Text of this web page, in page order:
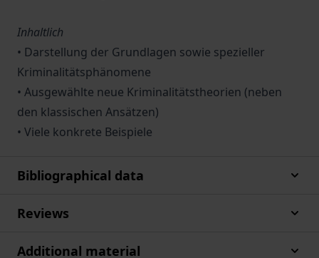
Inhaltlich
• Darstellung der Grundlagen sowie spezieller
Kriminalitätsphänomene
• Ausgewählte neue Kriminalitätstheorien (neben
den klassischen Ansätzen)
• Viele konkrete Beispiele
Bibliographical data
Reviews
Additional material